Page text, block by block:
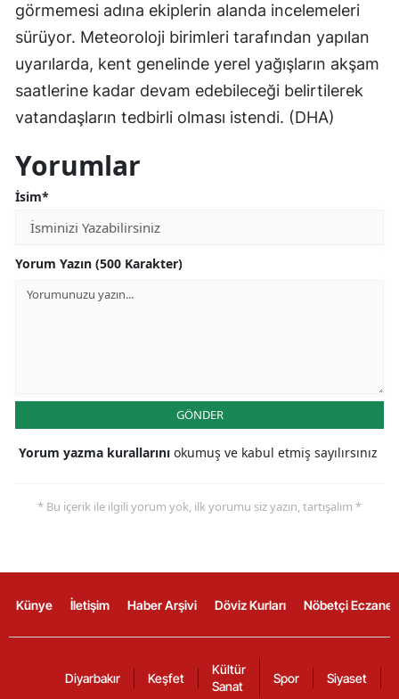
görmemesi adına ekiplerin alanda incelemeleri
sürüyor. Meteoroloji birimleri tarafından yapılan
uyarılarda, kent genelinde yerel yağışların akşam
saatlerine kadar devam edebileceği belirtilerek
vatandaşların tedbirli olması istendi. (DHA)
Yorumlar
İsim*
Yorum Yazın (500 Karakter)
GÖNDER
Yorum yazma kurallarını okumuş ve kabul etmiş sayılırsınız
* Bu içerik ile ilgili yorum yok, ilk yorumu siz yazın, tartışalım *
Künye İletişim Haber Arşivi Döviz Kurları Nöbetçi
Diyarbakır Keşfet
Kültür
Sanat
Spor Siyaset